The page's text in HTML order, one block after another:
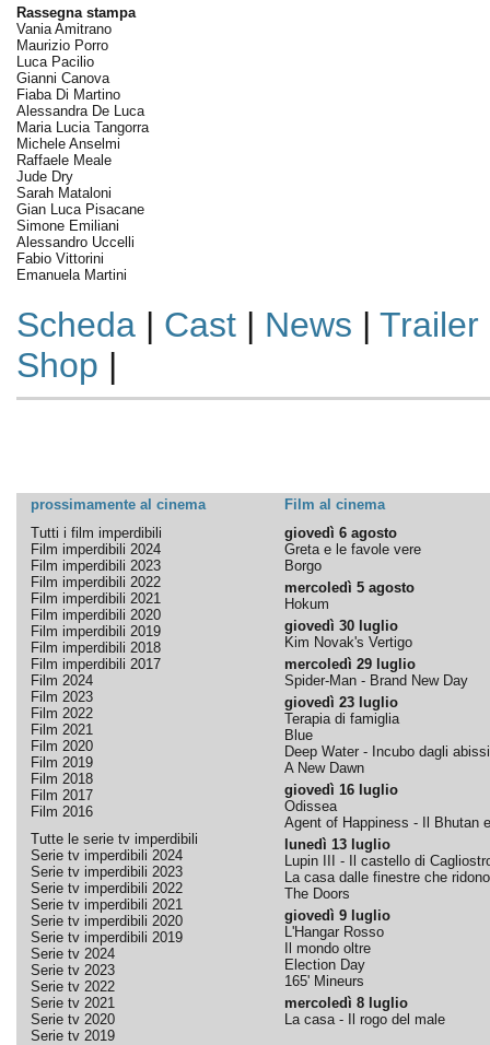
Rassegna stampa
Vania Amitrano
Maurizio Porro
Luca Pacilio
Gianni Canova
Fiaba Di Martino
Alessandra De Luca
Maria Lucia Tangorra
Michele Anselmi
Raffaele Meale
Jude Dry
Sarah Mataloni
Gian Luca Pisacane
Simone Emiliani
Alessandro Uccelli
Fabio Vittorini
Emanuela Martini
Scheda| Cast| News | Trailer
Shop |
prossimamente al cinema
Film al cinema
Tutti i film imperdibili
Film imperdibili 2024
Film imperdibili 2023
Film imperdibili 2022
Film imperdibili 2021
Film imperdibili 2020
Film imperdibili 2019
Film imperdibili 2018
Film imperdibili 2017
Film 2024
Film 2023
Film 2022
Film 2021
Film 2020
Film 2019
Film 2018
Film 2017
Film 2016
Tutte le serie tv imperdibili
Serie tv imperdibili 2024
Serie tv imperdibili 2023
Serie tv imperdibili 2022
Serie tv imperdibili 2021
Serie tv imperdibili 2020
Serie tv imperdibili 2019
Serie tv 2024
Serie tv 2023
Serie tv 2022
Serie tv 2021
Serie tv 2020
Serie tv 2019
giovedì 6 agosto
Greta e le favole vere
Borgo
mercoledì 5 agosto
Hokum
giovedì 30 luglio
Kim Novak's Vertigo
mercoledì 29 luglio
Spider-Man - Brand New Day
giovedì 23 luglio
Terapia di famiglia
Blue
Deep Water - Incubo dagli abissi
A New Dawn
giovedì 16 luglio
Odissea
Agent of Happiness - Il Bhutan
lunedì 13 luglio
Lupin III - Il castello di
La casa dalle finestre che ridono
The Doors
giovedì 9 luglio
L'Hangar Rosso
Il mondo oltre
Election Day
165' Mineurs
mercoledì 8 luglio
La casa - Il rogo del male